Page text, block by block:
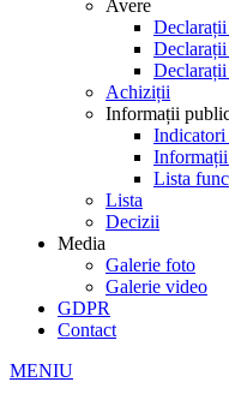
Avere
Declarații
Declarații
Achiziții
Informații
Indicatori
Lista
Lista
Decizii
Media
Galerie foto
Galerie video
GDPR
Contact
MENIU